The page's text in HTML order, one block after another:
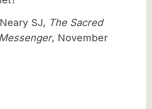
SJ, The Sacred
, November